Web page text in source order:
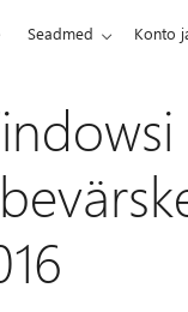
Seadmed Konto